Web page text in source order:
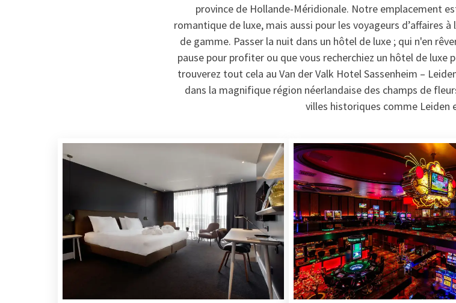
province de Hollande-Méridionale. Notre emplacement
romantique de luxe, mais aussi pour les voyageurs d’affaires
de gamme. Passer la nuit dans un hôtel de luxe ; qui n'en
pause pour profiter ou que vous recherchiez un hôtel de luxe
trouverez tout cela au Van der Valk Hotel Sassenheim –
dans la magnifique région néerlandaise des champs de
villes historiques comme Leiden